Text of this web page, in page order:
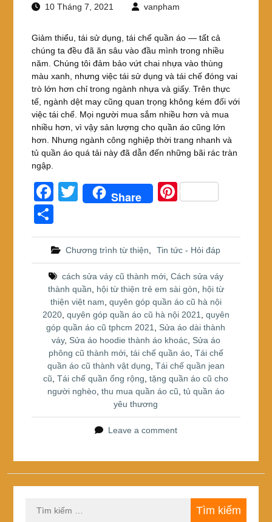
10 Tháng 7, 2021 vanpham
Giảm thiểu, tái sử dụng, tái chế quần áo — tất cả
chúng ta đều đã ăn sâu vào đầu mình trong nhiều
năm. Chúng tôi đảm bảo vứt chai nhựa vào thùng
màu xanh, nhưng việc tái sử dụng và tái chế đóng vai
trò lớn hơn chỉ trong ngành nhựa và giấy. Trên thực
tế, ngành dệt may cũng quan trọng không kém đối với
việc tái chế. Mọi người mua sắm nhiều hơn và mua
nhiều hơn, vì vậy sản lượng cho quần áo cũng lớn
hơn. Nhưng ngành công nghiệp thời trang nhanh và
tủ quần áo quá tải này đã dẫn đến những bãi rác tràn
ngập.
F
a
c
e
b
o
o
k
T
er
Share
Pi
e
st
h
ar
e
Chương trình từ thiện Tin tức - Hỏi đáp
cách sửa váy cũ thành mới, Cách sửa váy
thành quần
hội từ thiện trẻ em sài gòn
hội từ
thiện việt nam quyên góp quần áo cũ hà nội
2020, quyên góp quần áo cũ hà nội 2021
quyên
góp quần áo cũ tphcm 2021
Sửa áo dài thành
váy, Sửa áo hoodie thành áo khoác, Sửa áo
phông cũ thành mới, tái chế quần áo, Tái chế
quần áo cũ thành vật dụng Tái chế quần jean
cũ ,Tái chế quần ống rộng ,tặng quần áo cũ cho
người nghèo, thu mua quần áo cũ tủ quần áo
yêu thương
Leave a comment
kiếm